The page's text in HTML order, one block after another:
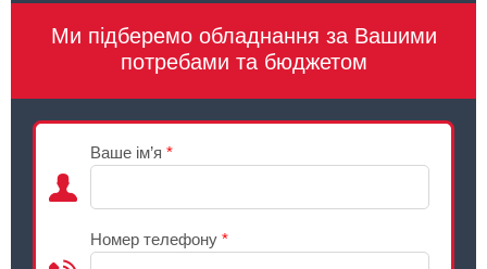
Ми підберемо обладнання за Вашими
потребами та бюджетом
Ваше ім’я *
Номер телефону *